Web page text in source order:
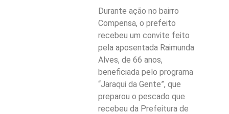
Durante ação no bairro
Compensa, o prefeito
recebeu um convite feito
pela aposentada Raimunda
Alves, de 66 anos,
beneficiada pelo programa
“Jaraqui da Gente”, que
preparou o pescado que
recebeu da Prefeitura de